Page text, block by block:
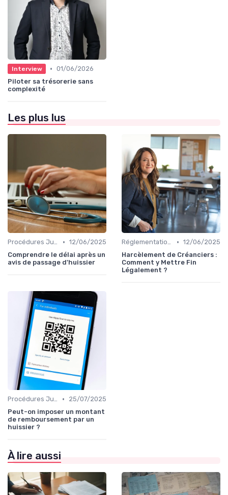
Interview • 01/06/2026
Piloter sa trésorerie sans
complexité
Les plus lus
Procédures Judiciaires et Contentieuses • 12/06/2025
Comprendre le délai après un
avis de passage d'huissier
Réglementations sur le Harcèlement de Créanciers • 12/06/2025
Harcèlement de Créanciers :
Comment y Mettre Fin
Légalement ?
Procédures Judiciaires et Contentieuses •
25/07/2025
Peut-on imposer un montant
de remboursement par un
huissier ?
À lire aussi